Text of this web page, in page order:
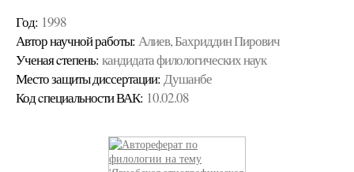
Год: 1998
Автор научной работы: Алиев, Бахриддин Пирович
Ученая cтепень: кандидата филологических наук
Место защиты диссертации: Душанбе
Код cпециальности ВАК: 10.02.08